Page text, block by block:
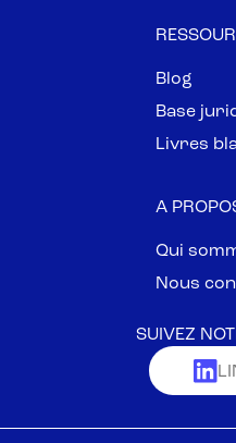
Blog
Base
Livres
A
Qui
Nous
SUIVEZ